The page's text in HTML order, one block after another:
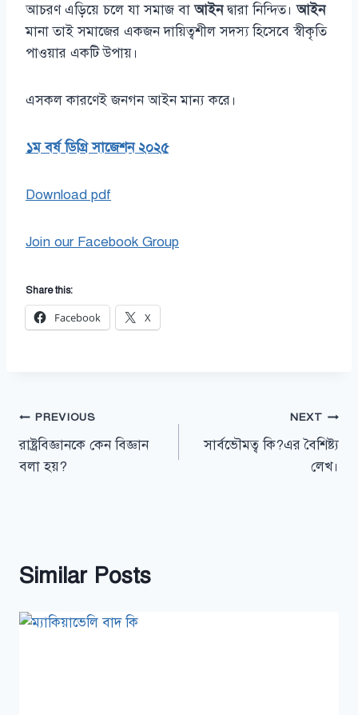
আচরণ এড়িয়ে চলে যা সমাজ বাআইনদ্বারা নিন্দিত।আইন
মানা তাই সমাজের একজন দায়িত্বশীল সদস্য হিসেবে স্বীকৃতি
পাওয়ার একটি উপায়।
এসকল কারণেই জনগন আইন মান্য করে।
১ম বর্ষ ডিগ্রি সাজেশন ২০২৫
Download pdf
Join our Facebook Group
Share this:
Facebook X
Post
navigation
PREVIOUS
রাষ্ট্রবিজ্ঞানকে কেন বিজ্ঞান
বলা হয়?
NEXT
সার্বভৌমত্ব কি?এর বৈশিষ্ট্য
লেখ।
Similar Posts